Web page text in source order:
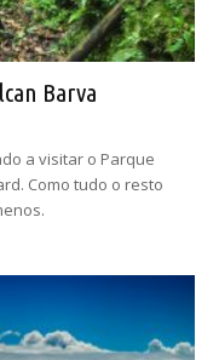
Barva
a visitar o Parque
Como tudo o resto